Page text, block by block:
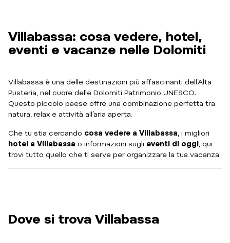
Villabassa: cosa vedere, hotel,
eventi e vacanze nelle Dolomiti
Villabassa è una delle destinazioni più affascinanti dell’Alta
Pusteria, nel cuore delle Dolomiti Patrimonio UNESCO.
Questo piccolo paese offre una combinazione perfetta tra
natura, relax e attività all’aria aperta.
Che tu stia cercando cosa vedere a Villabassa , i migliori
hotel a Villabassa o informazioni sugli eventi di oggi , qui
trovi tutto quello che ti serve per organizzare la tua vacanza.
Dove si trova Villabassa